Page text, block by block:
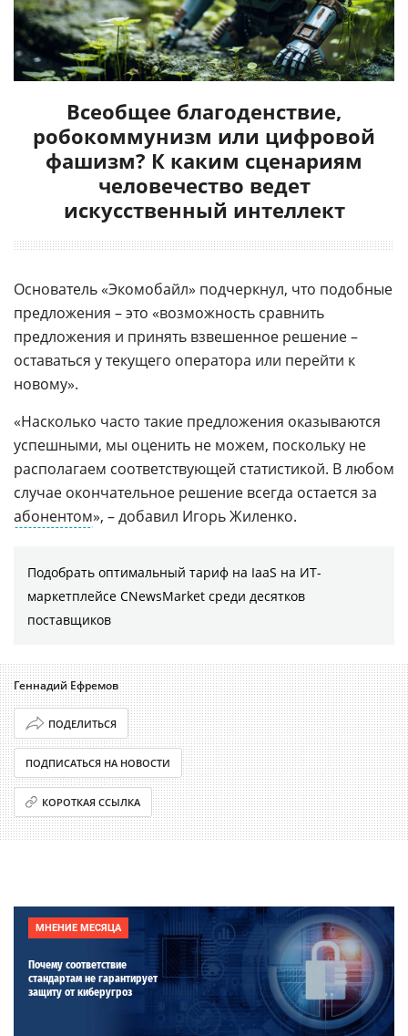
Всеобщее благоденствие,
робокоммунизм или цифровой
фашизм? К каким сценариям
человечество ведет
искусственный интеллект
Основатель «Экомобайл» подчеркнул, что подобные
предложения – это «возможность сравнить
предложения и принять взвешенное решение –
оставаться у текущего оператора или перейти к
новому».
«Насколько часто такие предложения оказываются
успешными, мы оценить не можем, поскольку не
располагаем соответствующей статистикой. В любом
случае окончательное решение всегда остается за
абонентом», – добавил Игорь Жиленко.
Подобрать оптимальный тариф на IaaS на ИТ-
маркетплейсе CNewsMarket среди десятков
поставщиков
Геннадий Ефремов
ПОДЕЛИТЬСЯ
ПОДПИСАТЬСЯ НА НОВОСТИ
КОРОТКАЯ ССЫЛКА
МНЕНИЕ МЕСЯЦА
Почему соответствие
стандартам не гарантирует
защиту от киберугроз